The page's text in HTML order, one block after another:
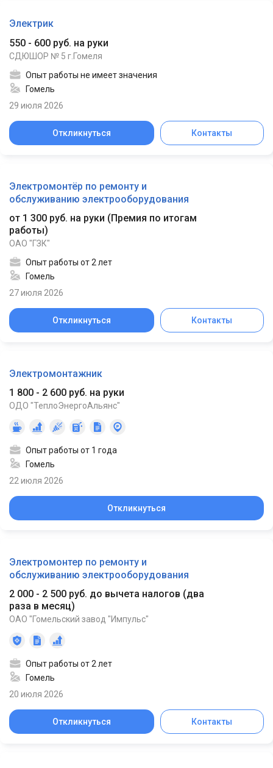
Электрик
550 - 600 руб. на руки
СДЮШОР № 5 г.Гомеля
Опыт работы не имеет значения
Гомель
29 июля 2026
Откликнуться Контакты
Электромонтёр по ремонту и
обслуживанию электрооборудования
от 1 300 руб. на руки (Премия по итогам
работы)
ОАО "ГЗК"
Опыт работы от 2 лет
Гомель
27 июля 2026
Откликнуться Контакты
Электромонтажник
1 800 - 2 600 руб. на руки
ОДО "ТеплоЭнергоАльянс"
Опыт работы от 1 года
Гомель
22 июля 2026
Откликнуться
Электромонтер по ремонту и
обслуживанию электрооборудования
2 000 - 2 500 руб. до вычета налогов (два
раза в месяц)
ОАО "Гомельский завод "Импульс"
Опыт работы от 2 лет
Гомель
20 июля 2026
Откликнуться Контакты